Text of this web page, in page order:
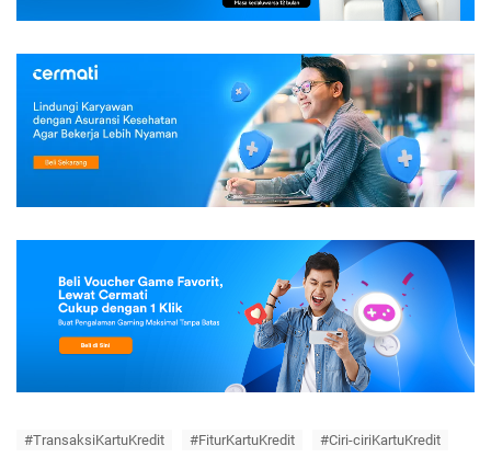
#TransaksiKartuKredit #FiturKartuKredit #Ciri-ciriKartuKredit